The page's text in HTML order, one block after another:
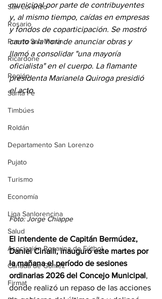
San Lorenzo
Rosario
Puerto San Martín
Ricardone
Región
Santa Fe
Timbúes
Roldán
Departamento San Lorenzo
Pujato
Turismo
Economía
Liga Sanlorencina
Salud
Asociación Rosarina de Fútbol
Cañada de Gómez
Firmat
municipal por parte de contribuyentes
y, al mismo tiempo, caídas en empresas
y fondos de coparticipación. Se mostró
cauto a la hora de anunciar obras y
llamó a consolidar "una mayoría
oficialista" en el cuerpo. La flamante
presidenta Marianela Quiroga presidió
el acto.
Foto: Jorge Chiappe
El intendente de Capitán Bermúdez,
Daniel Cinalli, inauguró este martes por
la mañana el período de sesiones
ordinarias 2026 del Concejo Municipal,
donde realizó un repaso de las acciones